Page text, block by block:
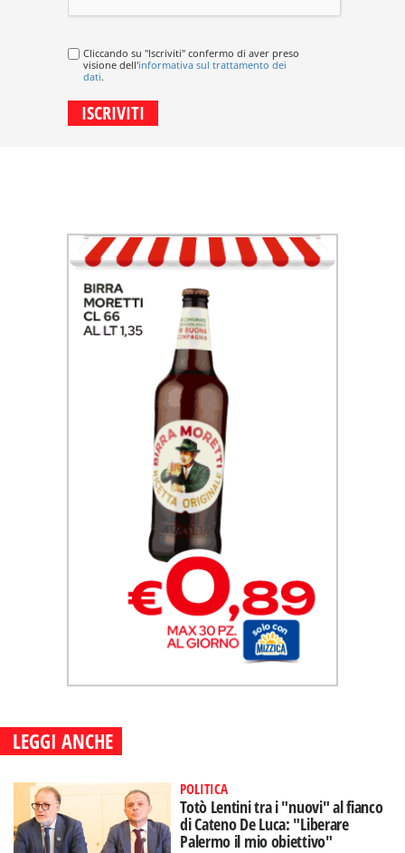
Cliccando su "Iscriviti" confermo di aver preso
visione dell'informativa sul trattamento dei
dati.
LEGGI ANCHE
POLITICA
Totò Lentini tra i "nuovi" al fianco
di Cateno De Luca: "Liberare
Palermo il mio obiettivo"